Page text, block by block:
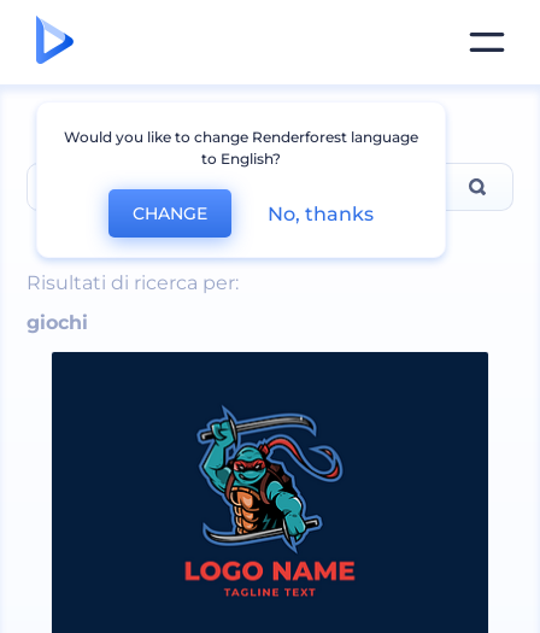
giochi
Risultati di ricerca per:
giochi
Would you like to change Renderforest language
to English?
CHANGE No, thanks